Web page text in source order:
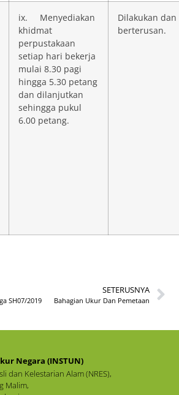
ix. Menyediakan
khidmat
perpustakaan
setiap hari bekerja
mulai 8.30 pagi
hingga 5.30 petang
dan dilanjutkan
sehingga pukul
6.00 petang.
Dilakukan dan
berterusan.
SH07/2019
SETERUSNYA
Bahagian Ukur Dan Pemetaan
Negara (INSTUN)
dan Kelestarian Alam (NRES),
Malim,